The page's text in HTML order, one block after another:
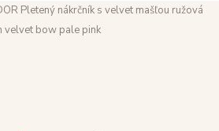
Pletený nákrčník s velvet mašľou ružová
velvet bow pale pink